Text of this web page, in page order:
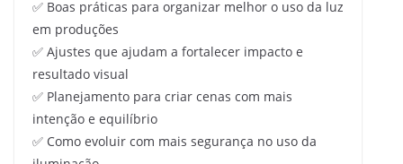
✅ Boas práticas para organizar melhor o uso da luz
em produções
✅ Ajustes que ajudam a fortalecer impacto e
resultado visual
✅ Planejamento para criar cenas com mais
intenção e equilíbrio
✅ Como evoluir com mais segurança no uso da